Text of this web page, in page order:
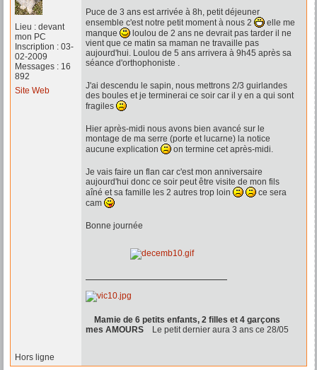
Lieu : devant
mon PC
Inscription : 03-
02-2009
Messages : 16
892
Site Web
Puce de 3 ans est arrivée à 8h, petit déjeuner
ensemble c'est notre petit moment à nous 2
elle me
manque
loulou de 2 ans ne devrait pas tarder il ne
vient que ce matin sa maman ne travaille pas
aujourd'hui. Loulou de 5 ans arrivera à 9h45 après sa
séance d'orthophoniste .
J'ai descendu le sapin, nous mettrons 2/3 guirlandes
des boules et je terminerai ce soir car il y en a qui sont
fragiles
Hier après-midi nous avons bien avancé sur le
montage de ma serre (porte et lucarne) la notice
aucune explication
on termine cet après-midi.
Je vais faire un flan car c'est mon anniversaire
aujourd'hui donc ce soir peut être visite de mon fils
aîné et sa famille les 2 autres trop loin
ce sera
cam
Bonne journée
Mamie de 6 petits enfants, 2 filles et 4 garçons
mes AMOURS
Le petit dernier aura 3 ans ce 28/05
Hors ligne